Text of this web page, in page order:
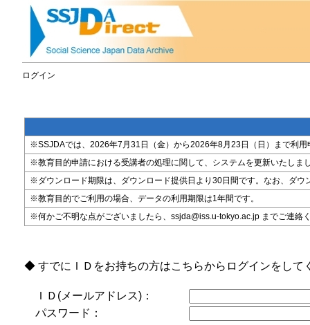
ログイン
※SSJDAでは、2026年7月31日（金）から2026年8月23日（日）まで利
※教育目的申請における受講者の処理に関して、システムを更新いたしま
※ダウンロード期限は、ダウンロード提供日より30日間です。なお、ダ
※教育目的でご利用の場合、データの利用期限は1年間です。
※何かご不明な点がございましたら、ssjda@iss.u-tokyo.ac.jp までご連絡
◆ すでにＩＤをお持ちの方はこちらからログインをして
ＩＤ(メールアドレス)：
パスワード：